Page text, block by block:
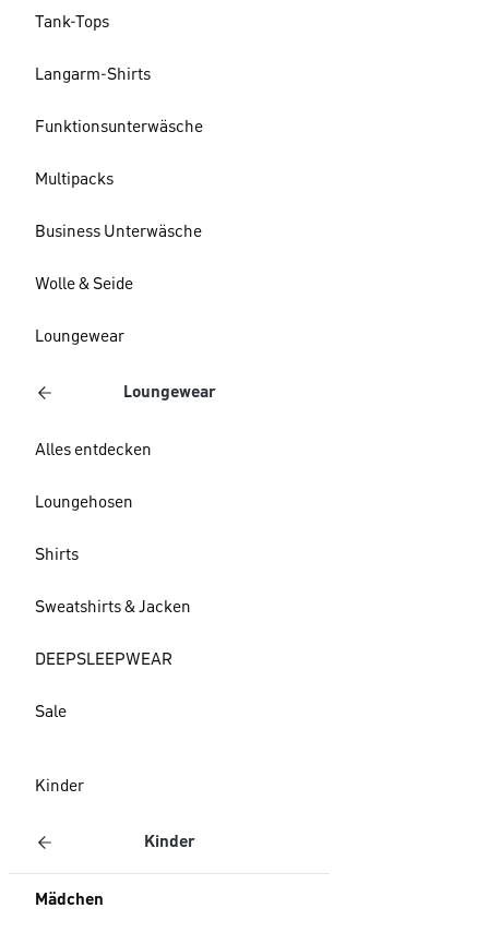
Tank-Tops
Langarm-Shirts
Funktionsunterwäsche
Multipacks
Business Unterwäsche
Wolle & Seide
Loungewear
Loungewear
Alles entdecken
Loungehosen
Shirts
Sweatshirts & Jacken
DEEPSLEEPWEAR
Sale
Kinder
Kinder
Mädchen